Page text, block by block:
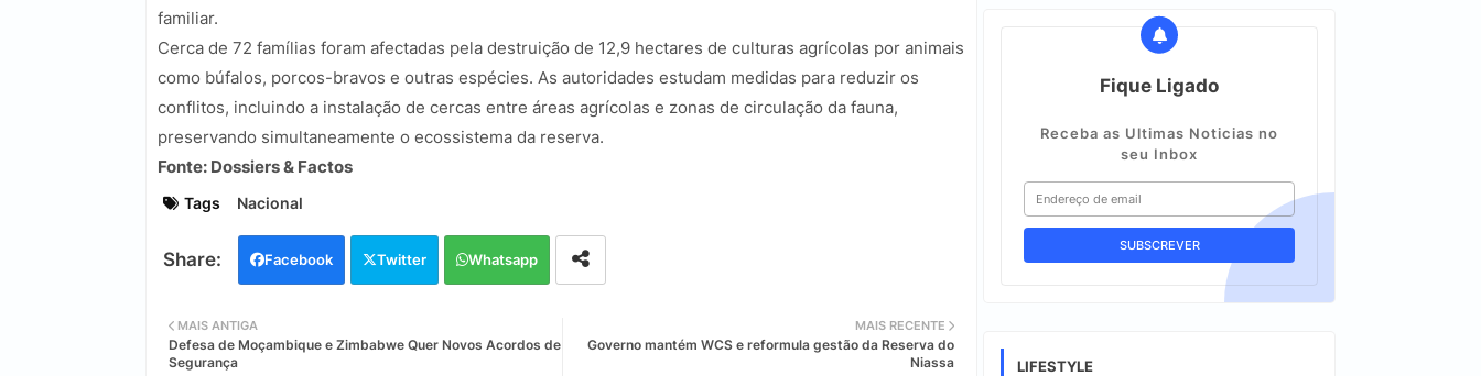
familiar.
Cerca de 72 famílias foram afectadas pela destruição de 12,9 hectares de culturas agrícolas por animais
como búfalos, porcos-bravos e outras espécies. As autoridades estudam medidas para reduzir os
conflitos, incluindo a instalação de cercas entre áreas agrícolas e zonas de circulação da fauna,
preservando simultaneamente o ecossistema da reserva.
Fonte: Dossiers & Factos
Tags Nacional
Facebook Twitter Whatsapp
MAIS RECENTE
Governo mantém WCS e reformula gestão da Reserva do
Niassa
MAIS ANTIGA
Defesa de Moçambique e Zimbabwe Quer Novos Acordos de
Segurança
Fique Ligado
Receba as Ultimas Noticias no
seu Inbox
LIFESTYLE